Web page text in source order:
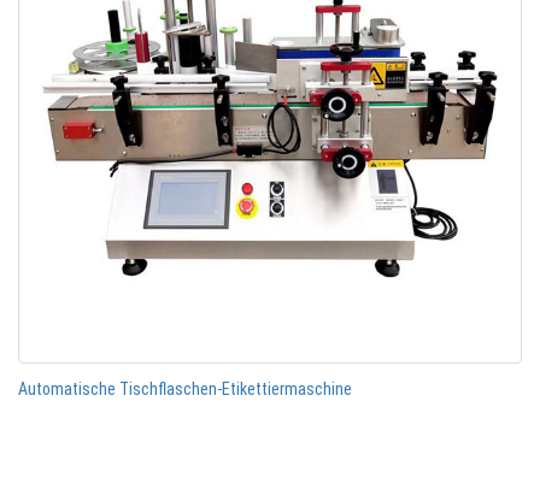
Automatische Tischflaschen-Etikettiermaschine